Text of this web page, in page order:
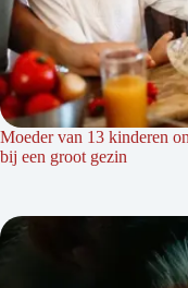
Moeder van 13 kinderen
bij een groot gezin